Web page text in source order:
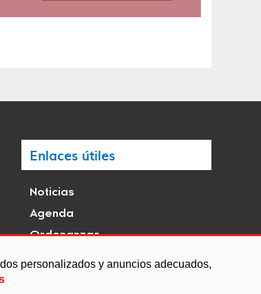
personalizados y anuncios adecuados,
Enlaces útiles
Noticias
Agenda
Ordenanzas